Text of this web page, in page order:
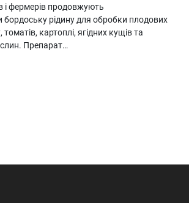
і фермерів продовжують
бордоську рідину для обробки плодових
картоплі, ягідних кущів та
Препарат…